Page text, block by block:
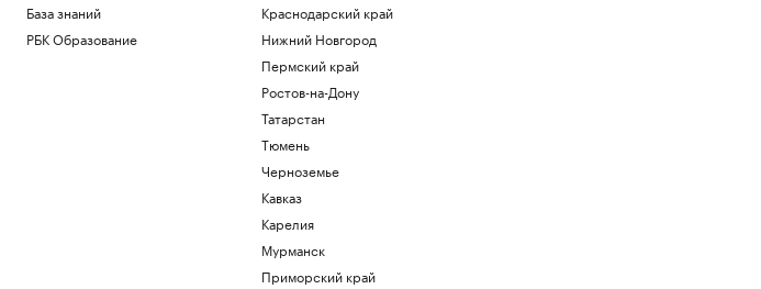
База знаний
РБК Образование
Краснодарский край
Нижний Новгород
Пермский край
Ростов-на-Дону
Татарстан
Тюмень
Черноземье
Кавказ
Карелия
Мурманск
Приморский край